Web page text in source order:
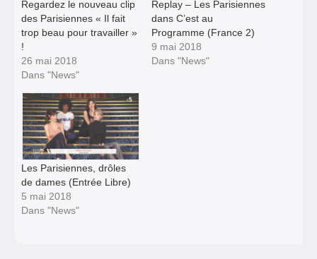
Regardez le nouveau clip
des Parisiennes « Il fait
trop beau pour travailler »
!
26 mai 2018
Dans "News"
Replay – Les Parisiennes
dans C’est au
Programme (France 2)
9 mai 2018
Dans "News"
Les Parisiennes, drôles
de dames (Entrée Libre)
5 mai 2018
Dans "News"